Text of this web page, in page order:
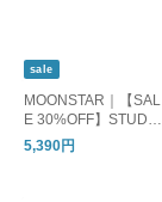
sale
MOONSTAR｜【SAL
E 30%OFF】STUDEN
スチューデン 810s エ
イトテンス スニーカ
5,390円